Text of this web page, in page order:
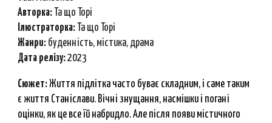
Авторка: а що Торі
Ілюстраторка: Та що Торі
Жанри: буденність, містика, драма
Дата релізу:2023
Сюжет:Життя підлітка часто буває складним, і саме таким
є життя Станіслави. Вічні знущання, насмішки і погані
оцінки, як це все їй набридло. Але після появи містичного